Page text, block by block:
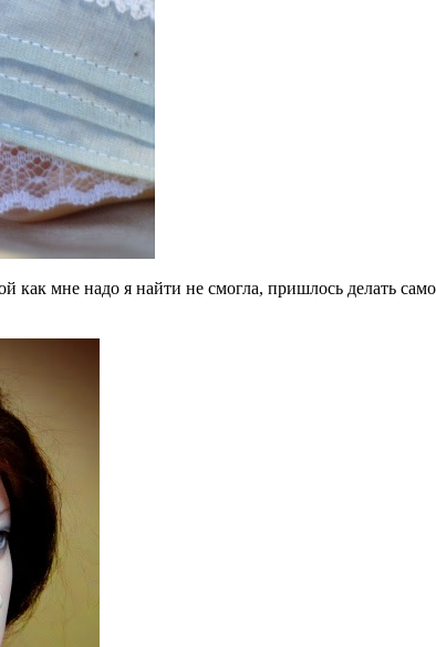
как мне надо я найти не смогла, пришлось делать